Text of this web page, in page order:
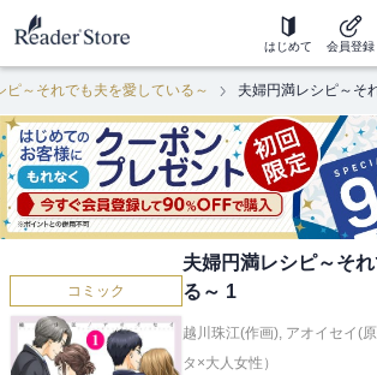
はじめて 会員登録
ピ～それでも夫を愛している～ 夫婦円満レシピ～そ
コミック
夫婦円満レシピ～そ
る～ 1
越川珠江(作画), アオイセイ(
タ×大人女性）